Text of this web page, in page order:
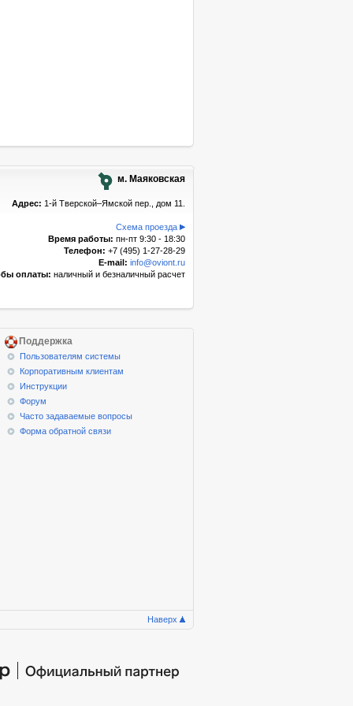
м. Маяковская
Адрес: 1-й Тверской–Ямской пер., дом 11.
Схема проезда
Время работы: пн-пт 9:30 - 18:30
Телефон: +7 (495) 1-27-28-29
E-mail: info@oviont.ru
оплаты: наличный и безналичный расчет
Поддержка
Пользователям системы
Корпоративным клиентам
Инструкции
Форум
Часто задаваемые вопросы
Форма обратной связи
Наверх